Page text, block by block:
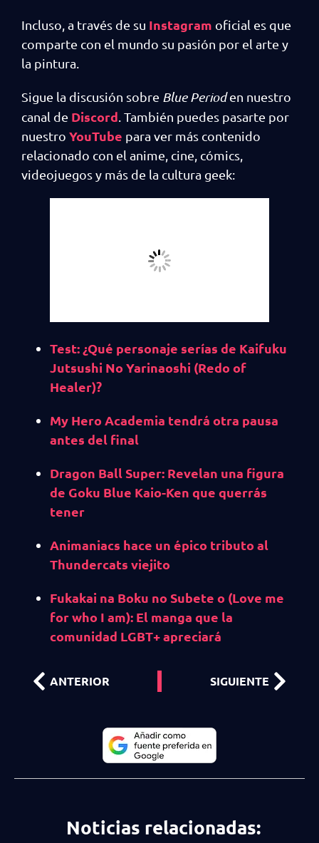
Incluso, a través de su Instagram oficial es que
comparte con el mundo su pasión por el arte y
la pintura.
Sigue la discusión sobre Blue Perioden nuestro
canal de Discord. También puedes pasarte por
nuestro YouTube para ver más contenido
relacionado con el anime, cine, cómics,
videojuegos y más de la cultura geek:
Test: ¿Qué personaje serías de Kaifuku
Jutsushi No Yarinaoshi (Redo of
Healer)?
My Hero Academia tendrá otra pausa
antes del final
Dragon Ball Super: Revelan una figura
de Goku Blue Kaio-Ken que querrás
tener
Animaniacs hace un épico tributo al
Thundercats viejito
Fukakai na Boku no Subete o (Love me
for who I am): El manga que la
comunidad LGBT+ apreciará
ANTERIOR SIGUIENTE
Noticias relacionadas: